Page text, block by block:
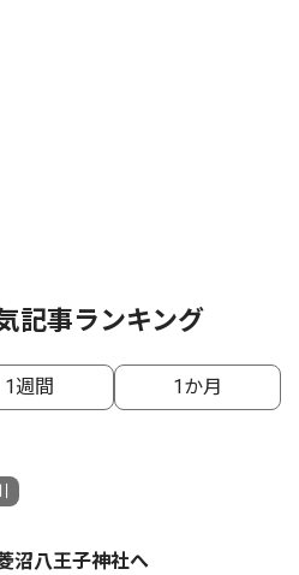
記事ランキング
1週間 1か月
沼八王子神社へ